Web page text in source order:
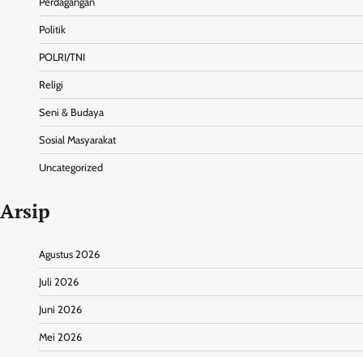
Politik
POLRI/TNI
Religi
Seni & Budaya
Sosial Masyarakat
Uncategorized
Arsip
Agustus 2026
Juli 2026
Juni 2026
Mei 2026